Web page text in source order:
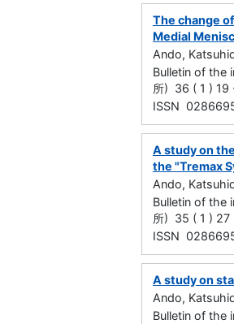
The change
Medial
Ando,
Bulletin of the
所) 36 ( 1 ) 19
ISSN
A study on
the "Tremax
Ando,
Bulletin of the
所) 35 ( 1 ) 27
ISSN
A study on
Ando,
Bulletin of the